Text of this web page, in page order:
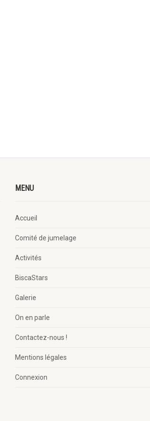
MENU
Accueil
Comité de jumelage
Activités
BiscaStars
Galerie
On en parle
Contactez-nous !
Mentions légales
Connexion